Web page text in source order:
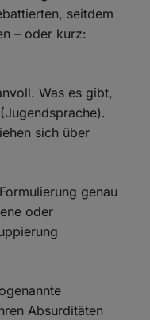
seitdem
– oder kurz:
Was es gibt,
sich über
genau
oder
Absurditäten